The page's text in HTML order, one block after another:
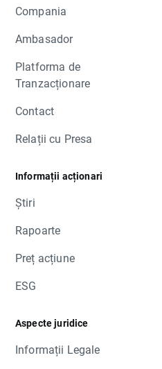
Compania
Ambasador
Platforma de
Tranzacționare
Contact
Relații cu Presa
Informații acționari
Știri
Rapoarte
Preț acțiune
ESG
Aspecte juridice
Informații Legale